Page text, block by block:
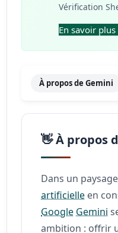
Vérification
En savoir
À propos de Gemini
👋 À propos
Dans un
artificielle en
Google Gemini
ambition : offrir